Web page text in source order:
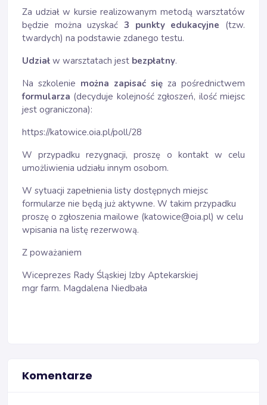
Za udział w kursie realizowanym metodą warsztatów
będzie można uzyskać 3 punkty edukacyjne (tzw.
twardych) na podstawie zdanego testu.
Udział w warsztatach jest bezpłatny.
Na szkolenie można zapisać się za pośrednictwem
formularza (decyduje kolejność zgłoszeń, ilość miejsc
jest ograniczona):
https://katowice.oia.pl/poll/28
W przypadku rezygnacji, proszę o kontakt w celu
umożliwienia udziału innym osobom.
W sytuacji zapełnienia listy dostępnych miejsc
formularze nie będą już aktywne. W takim przypadku
proszę o zgłoszenia mailowe (katowice@oia.pl) w celu
wpisania na listę rezerwową.
Z poważaniem
Wiceprezes Rady Śląskiej Izby Aptekarskiej
mgr farm. Magdalena Niedbała
Komentarze